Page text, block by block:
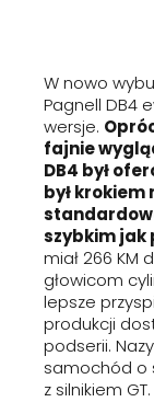
W nowo
Pagnell DB4
wersje.
fajnie
DB4 był
był
szybkim jak
miał 266 KM
głowicom
lepsze
produkcji
podserii.
samochód o
z silnikiem GT.